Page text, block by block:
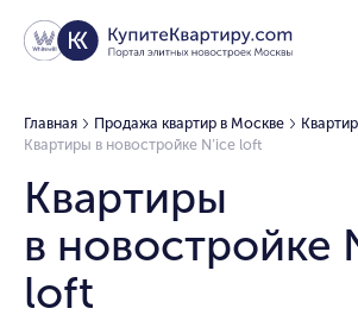
Главная Продажа квартир в Москве
Квартиры в новостройке N’ice loft
Квартиры
в новостройке
loft